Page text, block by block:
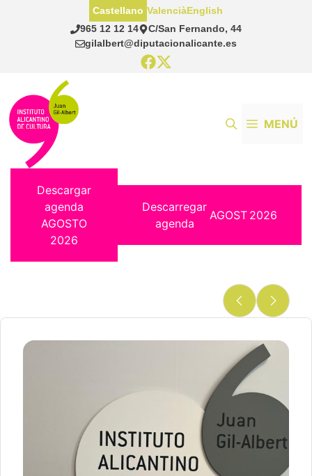
965 12 12 14
C/San Fernando, 44
gilalbert@diputacionalicante.es
Castellano ValenciàEnglish
MENÚ
Descargar
agenda
AGOSTO
2026
Descarregar
agenda
AGOST 2026